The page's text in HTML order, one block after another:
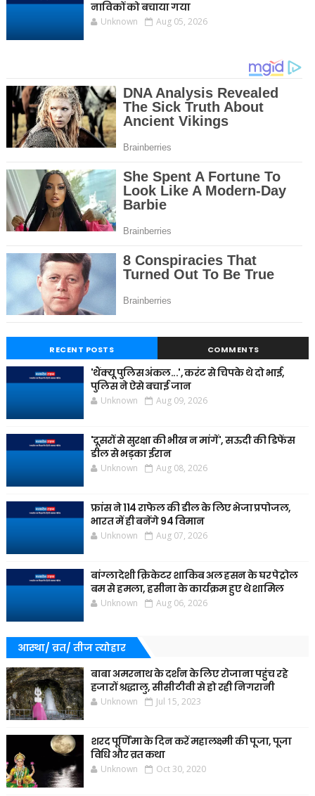
नाविकों को बचाया गया
Unknown Aug 05, 2026
RECENT POSTS COMMENTS
'थैंक्यू पुलिस अंकल...', करंट से चिपके थे दो भाई,
पुलिस ने ऐसे बचाई जान
Unknown Aug 09, 2026
'दूसरों से सुरक्षा की भीख न मांगें', सऊदी की डिफेंस
डील से भड़का ईरान
Unknown Aug 08, 2026
फ्रांस ने 114 राफेल की डील के लिए भेजा प्रपोजल,
भारत में ही बनेंगे 94 विमान
Unknown Aug 07, 2026
बांग्लादेशी क्रिकेटर शाकिब अल हसन के घर पेट्रोल
बम से हमला, हसीना के कार्यक्रम हुए थे शामिल
Unknown Aug 06, 2026
आस्था/ व्रत/ तीज त्‍योहार
बाबा अमरनाथ के दर्शन के लिए रोजाना पहुंच रहे
हजारों श्रद्धालु, सीसीटीवी से हो रही निगरानी
Unknown Jul 15, 2023
शरद पूर्णिमा के दिन करें महालक्ष्मी की पूजा, पूजा
विधि और व्रत कथा
Unknown Oct 30, 2020